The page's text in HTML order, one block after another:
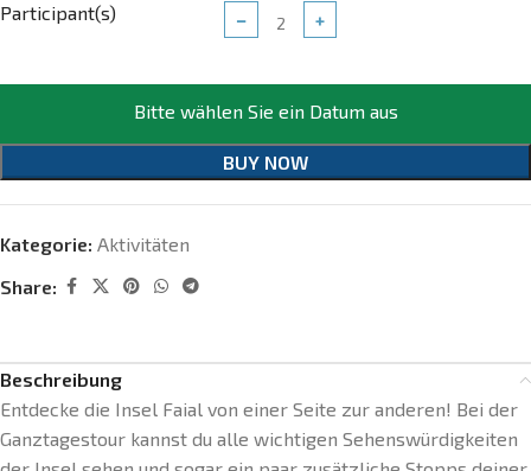
Participant(s) − +
Bitte wählen Sie ein Datum aus
BUY NOW
Kategorie: Aktivitäten
Share:
Beschreibung
Entdecke die Insel Faial von einer Seite zur anderen! Bei der
Ganztagestour kannst du alle wichtigen Sehenswürdigkeiten